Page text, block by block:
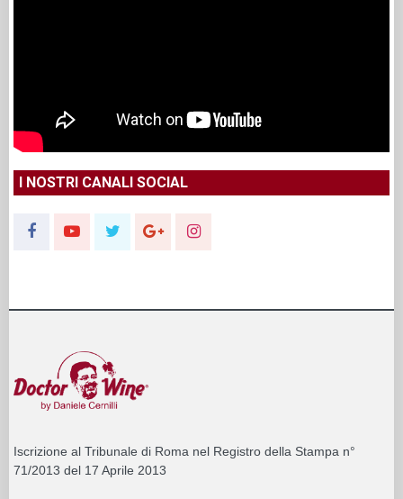
I NOSTRI CANALI SOCIAL
Iscrizione al Tribunale di Roma nel Registro della Stampa n°
71/2013 del 17 Aprile 2013